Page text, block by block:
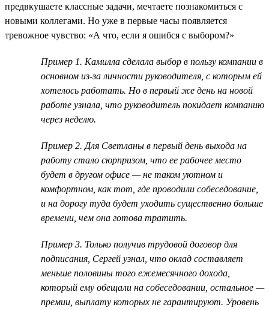
предвкушаете классные задачи, мечтаете познакомиться с
новыми коллегами. Но уже в первые часы появляется
тревожное чувство: «А что, если я ошибся с выбором?»
Пример 1. Камилла сделала выбор в пользу компании в
основном из-за личности руководителя, с которым ей
хотелось работать. Но в первый же день на новой
работе узнала, что руководитель покидает компанию
через неделю.
Пример 2. Для Светланы в первый день выхода на
работу стало сюрпризом, что ее рабочее место
будет в другом офисе — не таком уютном и
комфортном, как тот, где проводили собеседование,
и на дорогу туда будет уходить существенно больше
времени, чем она готова тратить.
Пример 3. Только получив трудовой договор для
подписания, Сергей узнал, что оклад составляет
меньше половины того ежемесячного дохода,
который ему обещали на собеседовании, остальное —
премии, выплату которых не гарантируют. Уровень